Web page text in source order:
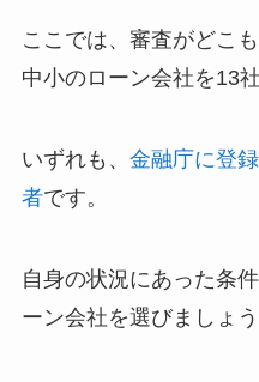
ここでは、審査がどこ
中小のローン会社を13
いずれも、 金融庁に登
者です。
自身の状況にあった条
ーン会社を選びましょう